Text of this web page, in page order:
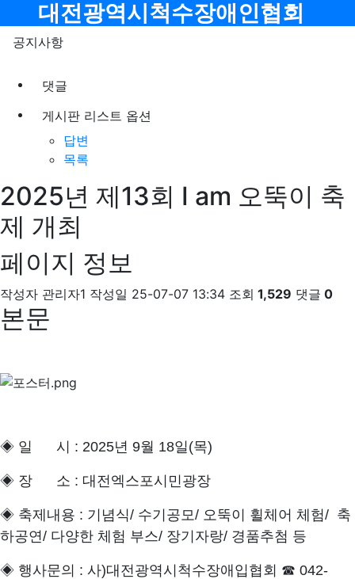
메뉴
대전광역시척수장애인협회
공지사항
댓글
게시판 리스트 옵션
답변
목록
2025년 제13회 I am 오뚝이 축
제 개최
페이지 정보
작성자 관리자1 작성일 25-07-07 13:34 조회 1,529 댓글 0
본문
◈ 일 시 : 2025년 9월 18일(목)
◈ 장 소 : 대전엑스포시민광장
◈ 축제내용 : 기념식/ 수기공모/ 오뚝이 휠체어 체험/ 축
하공연/ 다양한 체험 부스/ 장기자랑/ 경품추첨 등
◈ 행사문의 : 사)대전광역시척수장애입협회 ☎ 042-